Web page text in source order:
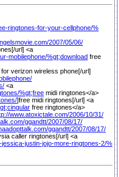
ringtones-for-your-cellphone/%
2007/05/06/
url] <a
mobilephone/%gt;download free
verizon wireless phone[/url]
<a
%gt;free midi ringtones</a>
]free midi ringtones[/url] <a
gt;cingular free ringtones</a>
www.atoxictale.com/2006/10/31/
ggandtt/2007/08/17/
ggandtt/2007/08/17/
caller ringtones[/url] <a
justin-jojo-more-ringtones-2/%